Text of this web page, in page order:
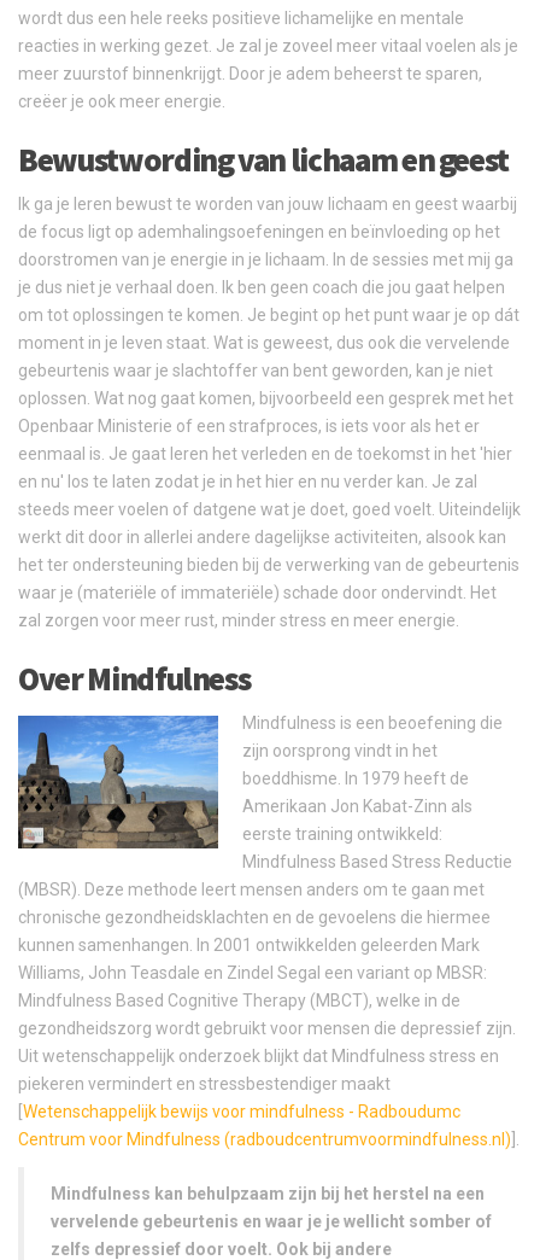
wordt dus een hele reeks positieve lichamelijke en mentale
reacties in werking gezet. Je zal je zoveel meer vitaal voelen als je
meer zuurstof binnenkrijgt. Door je adem beheerst te sparen,
creëer je ook meer energie.
Bewustwording van lichaam en geest
Ik ga je leren bewust te worden van jouw lichaam en geest waarbij
de focus ligt op ademhalingsoefeningen en beïnvloeding op het
doorstromen van je energie in je lichaam. In de sessies met mij ga
je dus niet je verhaal doen. Ik ben geen coach die jou gaat helpen
om tot oplossingen te komen. Je begint op het punt waar je op dát
moment in je leven staat. Wat is geweest, dus ook die vervelende
gebeurtenis waar je slachtoffer van bent geworden, kan je niet
oplossen. Wat nog gaat komen, bijvoorbeeld een gesprek met het
Openbaar Ministerie of een strafproces, is iets voor als het er
eenmaal is. Je gaat leren het verleden en de toekomst in het 'hier
en nu' los te laten zodat je in het hier en nu verder kan. Je zal
steeds meer voelen of datgene wat je doet, goed voelt. Uiteindelijk
werkt dit door in allerlei andere dagelijkse activiteiten, alsook kan
het ter ondersteuning bieden bij de verwerking van de gebeurtenis
waar je (materiële of immateriële) schade door ondervindt. Het
zal zorgen voor meer rust, minder stress en meer energie.
Over Mindfulness
Mindfulness is een beoefening die
zijn oorsprong vindt in het
boeddhisme. In 1979 heeft de
Amerikaan Jon Kabat-Zinn als
eerste training ontwikkeld:
Mindfulness Based Stress Reductie
(MBSR). Deze methode leert mensen anders om te gaan met
chronische gezondheidsklachten en de gevoelens die hiermee
kunnen samenhangen. In 2001 ontwikkelden geleerden Mark
Williams, John Teasdale en Zindel Segal een variant op MBSR:
Mindfulness Based Cognitive Therapy (MBCT), welke in de
gezondheidszorg wordt gebruikt voor mensen die depressief zijn.
Uit wetenschappelijk onderzoek blijkt dat Mindfulness stress en
piekeren vermindert en stressbestendiger maakt
Wetenschappelijk bewijs voor mindfulness - Radboudumc
Centrum voor Mindfulness (radboudcentrumvoormindfulness.nl)
Mindfulness kan behulpzaam zijn bij het herstel na een
vervelende gebeurtenis en waar je je wellicht somber of
zelfs depressief door voelt. Ook bij andere